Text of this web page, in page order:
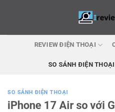
REVIEW ĐIỆN THOẠI
SO SÁNH ĐIỆN THOẠI
SO SÁNH ĐIỆN THOẠI
iPhone 17 Air so với